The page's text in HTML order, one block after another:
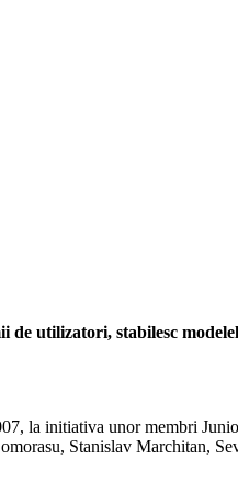
utilizatori, stabilesc
la initiativa unor membri
Stanislav Marchitan,